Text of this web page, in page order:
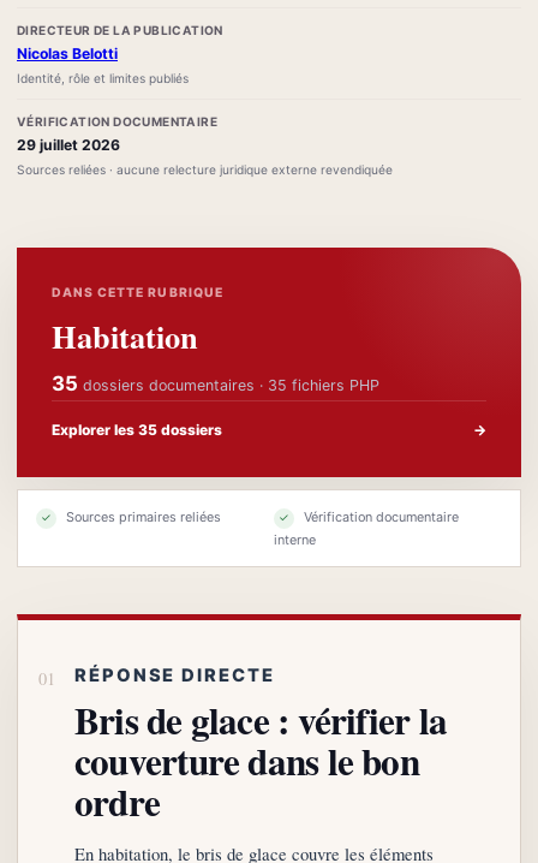
DIRECTEUR DE LA PUBLICATION
Nicolas Belotti
Identité, rôle et limites publiés
VÉRIFICATION DOCUMENTAIRE
29 juillet 2026
Sources reliées · aucune relecture juridique externe revendiquée
DANS CETTE RUBRIQUE
Habitation
35 dossiers documentaires · 35 fichiers PHP
Explorer les 35 dossiers →
✓ Sources primaires reliées ✓
Vérification documentaire
interne
RÉPONSE DIRECTE
Bris de glace : vérifier la
couverture dans le bon
ordre
En habitation, le bris de glace couvre les éléments